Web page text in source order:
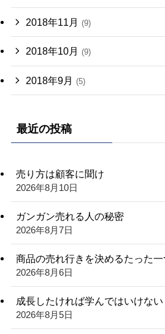
2018年11月 (9)
2018年10月 (9)
2018年9月 (5)
最近の投稿
売り方は顧客に聞け
2026年8月10日
ガンガン売れる人の秘密
2026年8月7日
商品の売れ行きを決めるたった
2026年8月6日
成長したければ学んではいけない
2026年8月5日